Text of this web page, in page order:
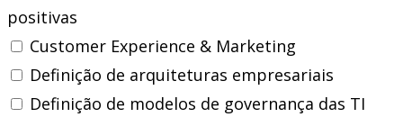
positivas
Customer Experience & Marketing
Definição de arquiteturas empresariais
Definição de modelos de governança das TI